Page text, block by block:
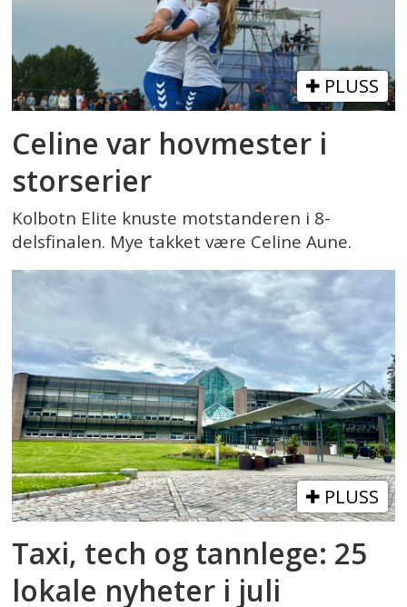
PLUSS
Celine var hovmester i
storserier
Kolbotn Elite knuste motstanderen i 8-
delsfinalen. Mye takket være Celine Aune.
PLUSS
Taxi, tech og tannlege: 25
lokale nyheter i juli